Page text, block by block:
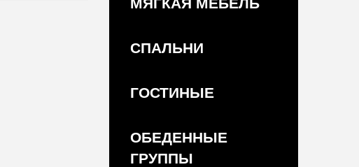
СПАЛЬНИ
ГОСТИНЫЕ
ОБЕДЕННЫЕ
ГРУППЫ